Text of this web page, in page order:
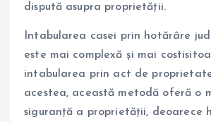
dispută asupra proprietății.
Intabularea casei prin hotărâre
este mai complexă și mai
intabularea prin act de
acestea, această metodă oferă o
siguranță a proprietății, deoarece